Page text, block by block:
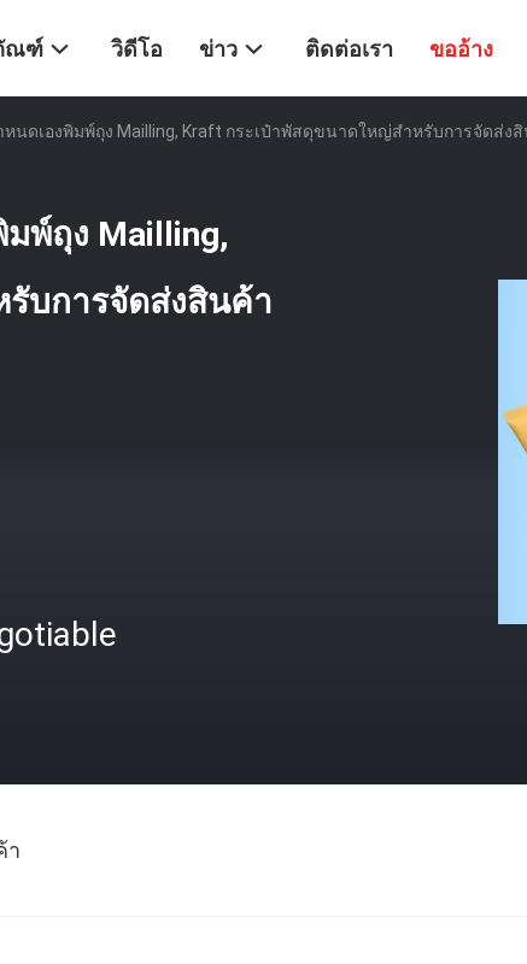
ณฑ์ วิดีโอ ข่าว ติดต่อเรา ขออ้าง
นดเองพิมพ์ถุง Mailling, Kraft กระเป๋าพัสดุขนาดใหญ่สำหรับการจัดส่ง
พ์ถุง Mailling,
บการจัดส่งสินค้า
า